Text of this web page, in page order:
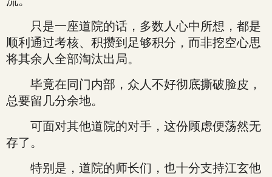
只是一座道院的话，多数人心中所想，都是
顺利通过考核、积攒到足够积分，而非挖空心思
将其余人全部淘汰出局。
毕竟在同门内部，众人不好彻底撕破脸皮，
总要留几分余地。
可面对其他道院的对手，这份顾虑便荡然无
存了。
特别是，道院的师长们，也十分支持江玄他